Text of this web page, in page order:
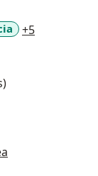
+5